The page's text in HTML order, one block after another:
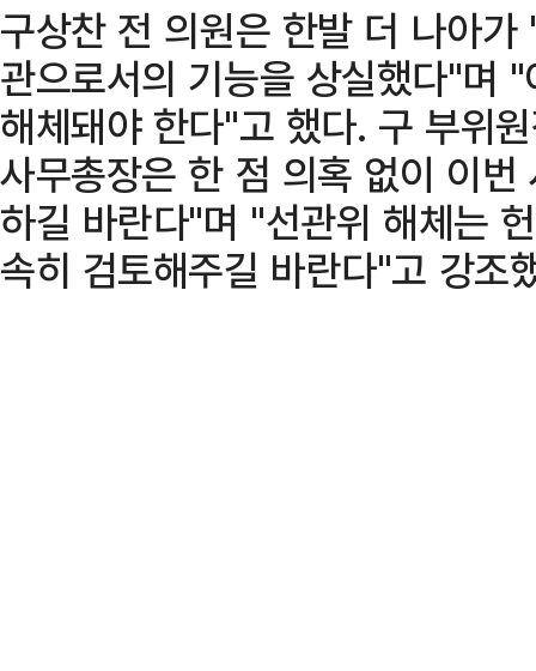
구상찬 전 의원은 한발 더 나아
관으로서의 기능을 상실했다"며
해체돼야 한다"고 했다. 구 부위
사무총장은 한 점 의혹 없이 이
하길 바란다"며 "선관위 해체는
속히 검토해주길 바란다"고 강조